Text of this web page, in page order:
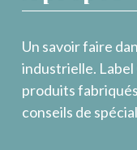
Un savoir faire
industrielle.
produits
conseils de